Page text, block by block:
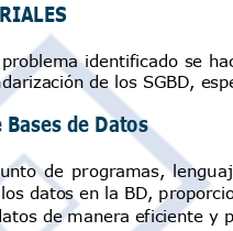
problemaidentificado se
de los SGBD,
de Datos
de programas,
datos en la BD,
de manera eficiente